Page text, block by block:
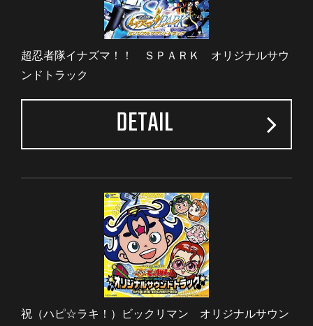
超忍者隊イナズマ！！ ＳＰＡＲＫ オリジナルサウ
ンドトラック
DETAIL
祝（ハピ☆ラキ！）ビックリマン オリジナルサウン